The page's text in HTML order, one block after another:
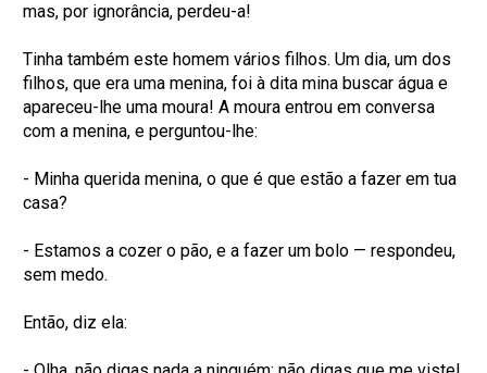
mas, por ignorância, perdeu-a!
Tinha também este homem vários filhos. Um dia, um dos
filhos, que era uma menina, foi à dita mina buscar água e
apareceu-lhe uma moura! A moura entrou em conversa
com a menina, e perguntou-lhe:
- Minha querida menina, o que é que estão a fazer em tua
casa?
- Estamos a cozer o pão, e a fazer um bolo — respondeu,
sem medo.
Então, diz ela: